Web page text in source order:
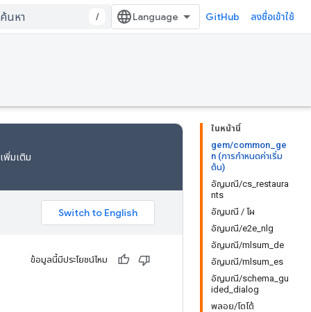
/ GitHub ลงชื่อเข้าใช้
ในหน้านี้
gem/common_ge
n (การกำหนดค่าเริ่ม
ต้น)
อัญมณี/cs_restaura
nts
อัญมณี / โผ
อัญมณี/e2e_nlg
อัญมณี/mlsum_de
อัญมณี/mlsum_es
อัญมณี/schema_gu
ided_dialog
พลอย/โตโต้
พิ่มเติม
ข้อมูลนี้มีประโยชน์ไหม